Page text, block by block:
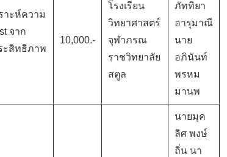
าะห์ความ
จาก
ะสิทธิภาพ
10,000.-
โรงเรียน
วิทยาศาสตร์
จุฬาภรณ
ราชวิทยาลัย
สตูล
ภัททิยา
อารุมาณี
นาย
อภินันท์
พรหม
มานพ
นายมุค
ลิศ พงษ์
ถิ่น นา